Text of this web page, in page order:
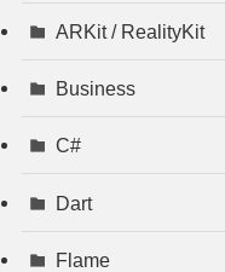
ARKit / RealityKit
Business
C#
Dart
Flame